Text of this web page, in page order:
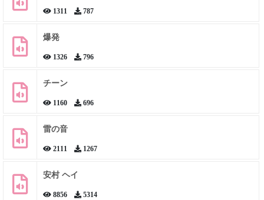
1311 787
爆発
1326 796
チーン
1160 696
雷の音
2111 1267
安村 ヘイ
8856 5314